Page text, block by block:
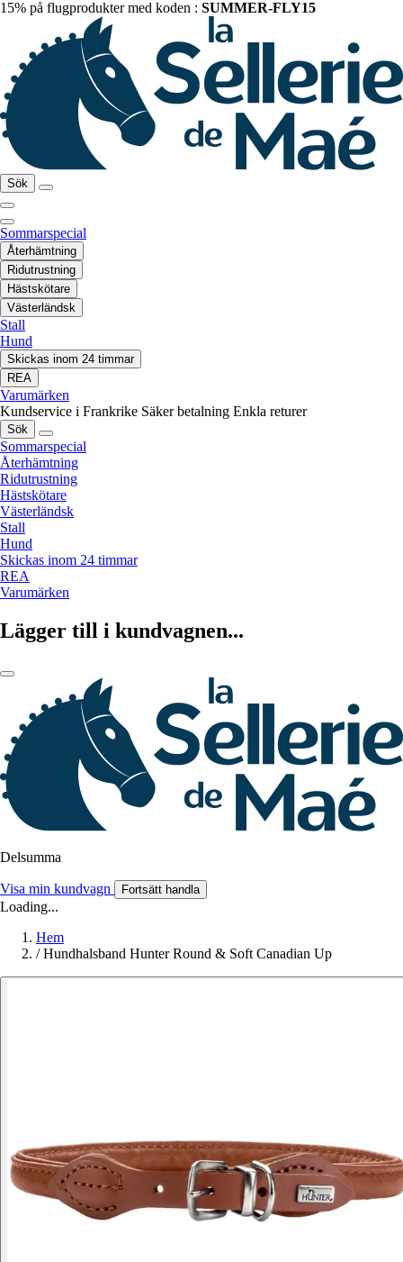
15% på flugprodukter med koden : SUMMER-FLY15
Sök
Sommarspecial
Återhämtning
Ridutrustning
Hästskötare
Västerländsk
Stall
Hund
Skickas inom 24 timmar
REA
Varumärken
Kundservice i Frankrike Säker betalning Enkla returer
Sök
Sommarspecial
Återhämtning
Ridutrustning
Hästskötare
Västerländsk
Stall
Hund
Skickas inom 24 timmar
REA
Varumärken
Lägger till i kundvagnen...
Delsumma
Visa min kundvagn Fortsätt handla
Loading...
Hem
/ Hundhalsband Hunter Round & Soft Canadian Up